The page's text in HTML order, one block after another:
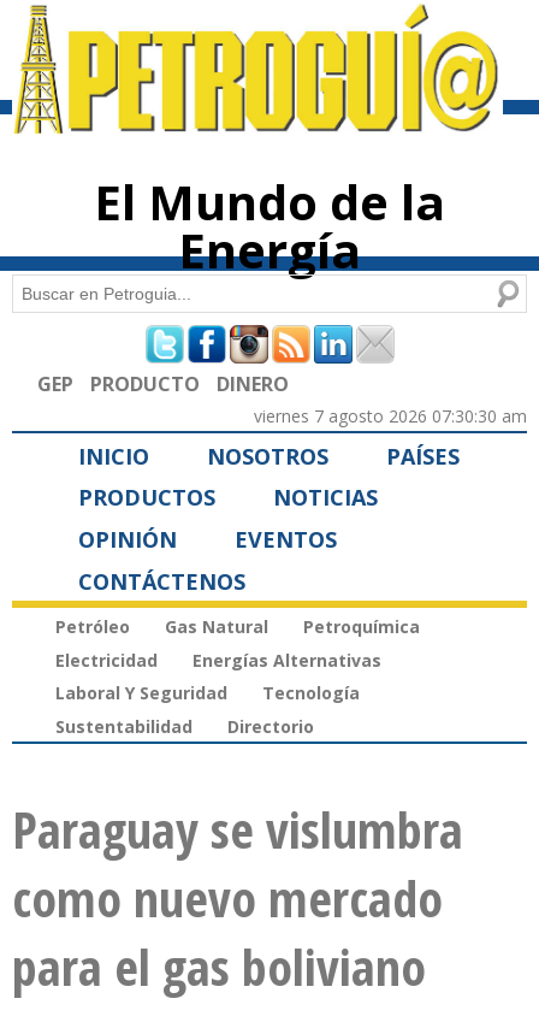
contenido
El Mundo de la
Energía
Formulario de búsqueda
Buscar
GEP PRODUCTO DINERO
viernes 7 agosto 2026 07:30:30 am
INICIO NOSOTROS
PAÍSES
PRODUCTOS
NOTICIAS
OPINIÓN
EVENTOS
CONTÁCTENOS
Petróleo Gas Natural
Petroquímica
Electricidad
Energías Alternativas
Laboral Y Seguridad
Tecnología
Sustentabilidad
Directorio
Paraguay se vislumbra
como nuevo mercado
para el gas boliviano